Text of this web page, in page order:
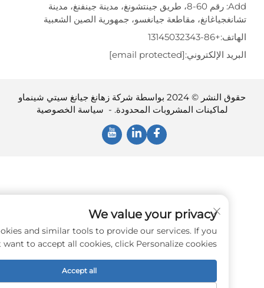
Add: رقم 60-8، طريق جينتشونغ، مدينة جينفنغ، مدينة
مقاطعة جيانغسو، جمهورية الصين الشعبية
الإلكتروني:[email protected]
حقوق النشر © 2024 بواسطة شركة زهانغ جيانغ سيتي شينماو
لماكينات المشروبات المحدودة. -سياسة الخصوصية
We value your privacy
use cookies and similar tools to provide our services. If you
don't want to accept all cookies, click Personalize cookies.